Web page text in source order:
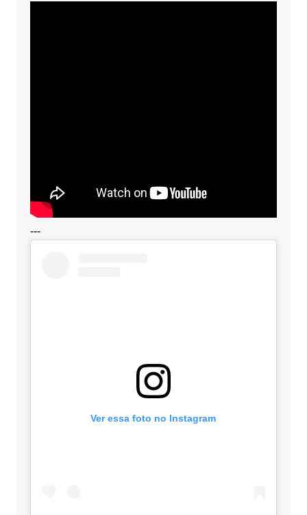
---
Ver essa foto no Instagram